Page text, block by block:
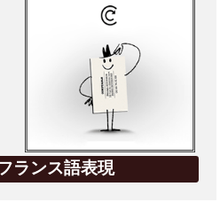
ランス語表現